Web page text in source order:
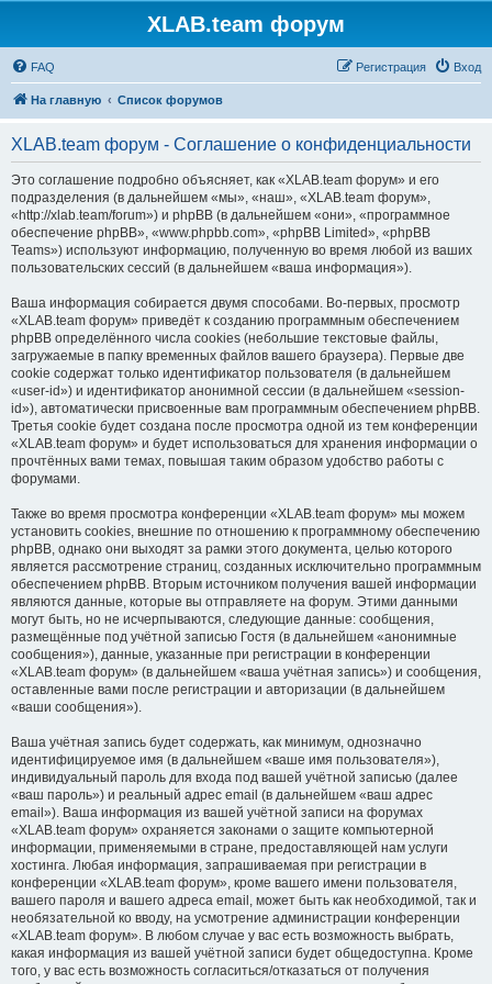
XLAB.team форум
FAQ Вход
Регистрация
На главную Список форумов
XLAB.team форум - Соглашение о конфиденциальности
Это соглашение подробно объясняет, как «XLAB.team форум» и его
подразделения (в дальнейшем «мы», «наш», «XLAB.team форум»,
«http://xlab.team/forum») и phpBB (в дальнейшем «они», «программное
обеспечение phpBB», «www.phpbb.com», «phpBB Limited», «phpBB
Teams») используют информацию, полученную во время любой из ваших
пользовательских сессий (в дальнейшем «ваша информация»).
Ваша информация собирается двумя способами. Во-первых, просмотр
«XLAB.team форум» приведёт к созданию программным обеспечением
phpBB определённого числа cookies (небольшие текстовые файлы,
загружаемые в папку временных файлов вашего браузера). Первые две
cookie содержат только идентификатор пользователя (в дальнейшем
«user-id») и идентификатор анонимной сессии (в дальнейшем «session-
id»), автоматически присвоенные вам программным обеспечением phpBB.
Третья cookie будет создана после просмотра одной из тем конференции
«XLAB.team форум» и будет использоваться для хранения информации о
прочтённых вами темах, повышая таким образом удобство работы с
форумами.
Также во время просмотра конференции «XLAB.team форум» мы можем
установить cookies, внешние по отношению к программному обеспечению
phpBB, однако они выходят за рамки этого документа, целью которого
является рассмотрение страниц, созданных исключительно программным
обеспечением phpBB. Вторым источником получения вашей информации
являются данные, которые вы отправляете на форум. Этими данными
могут быть, но не исчерпываются, следующие данные: сообщения,
размещённые под учётной записью Гостя (в дальнейшем «анонимные
сообщения»), данные, указанные при регистрации в конференции
«XLAB.team форум» (в дальнейшем «ваша учётная запись») и сообщения,
оставленные вами после регистрации и авторизации (в дальнейшем
«ваши сообщения»).
Ваша учётная запись будет содержать, как минимум, однозначно
идентифицируемое имя (в дальнейшем «ваше имя пользователя»),
индивидуальный пароль для входа под вашей учётной записью (далее
«ваш пароль») и реальный адрес email (в дальнейшем «ваш адрес
email»). Ваша информация из вашей учётной записи на форумах
«XLAB.team форум» охраняется законами о защите компьютерной
информации, применяемыми в стране, предоставляющей нам услуги
хостинга. Любая информация, запрашиваемая при регистрации в
конференции «XLAB.team форум», кроме вашего имени пользователя,
вашего пароля и вашего адреса email, может быть как необходимой, так и
необязательной ко вводу, на усмотрение администрации конференции
«XLAB.team форум». В любом случае у вас есть возможность выбрать,
какая информация из вашей учётной записи будет общедоступна. Кроме
того, у вас есть возможность согласиться/отказаться от получения